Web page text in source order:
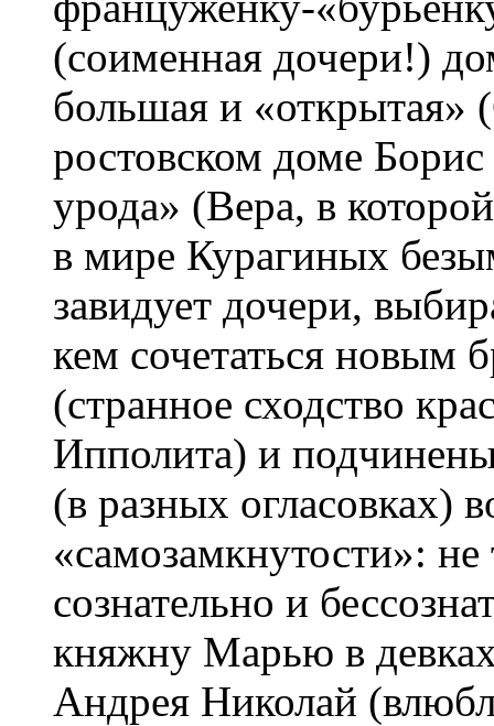
(соименная дочери!)
большая и
ростовском доме
урода» (Вера, в
в мире Курагиных
завидует дочери,
кем сочетаться новым
(странное сходство
Ипполита) и
(в разных огласовках)
«самозамкнутости»: не
сознательно и
княжну Марью в
Андрея Николай